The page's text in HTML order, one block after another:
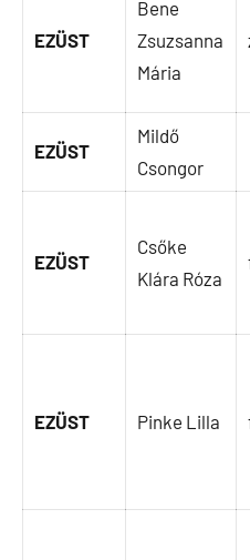
EZÜST
Bene
Zsuzsanna
Mária
EZÜST
Mildő
Csongor
EZÜST
Csőke
Klára Róza
EZÜST Pinke Lilla